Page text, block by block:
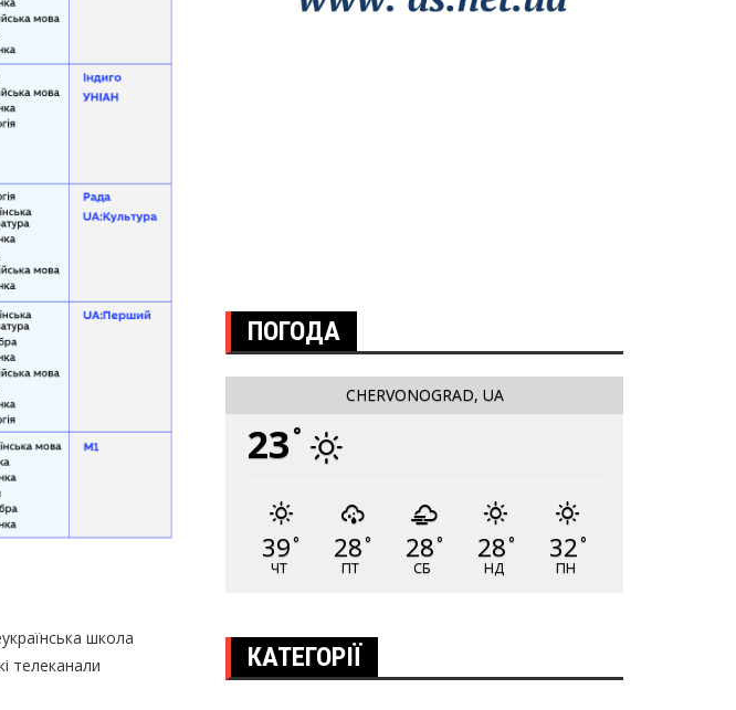
школа
телеканали
ПОГОДА
CHERVONOGRAD, UA
23 °
39°
ЧТ
28°
ПТ
28°
СБ
28°
НД
32°
ПН
КАТЕГОРІЇ